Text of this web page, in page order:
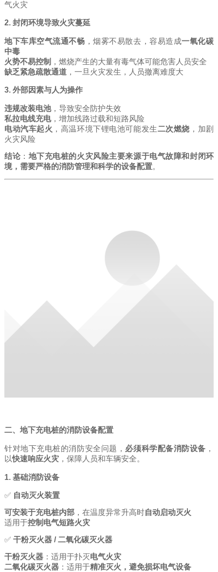
气火灾
2. 封闭环境导致火灾蔓延
地下车库空气流通不畅 ，烟雾不易散去，容易造成一氧化碳
中毒
火势不易控制 ，燃烧产生的大量有毒气体可能危害人员安全
缺乏紧急疏散通道，一旦火灾发生，人员撤离难度大
3. 外部因素与人为操作
违规改装电池，导致安全防护失效
私拉电线充电，增加线路过载和短路风险
电动汽车起火 ，高温环境下锂电池可能发生二次燃烧 ，加剧
火灾风险
结论： 地下充电桩的火灾风险主要来源于电气故障和封闭环
境，需要严格的消防管理和科学的设备配置。
二、地下充电桩的消防设备配置
针对地下充电桩的消防安全问题， 必须科学配备消防设备 ，
以快速响应火灾，保障人员和车辆安全。
1. 基础消防设备
✅ 自动灭火装置
可安装于充电桩内部，在温度异常升高时自动启动灭火
适用于控制电气短路火灾
✅ 干粉灭火器 / 二氧化碳灭火器
干粉灭火器：适用于扑灭电气火灾
二氧化碳灭火器：适用于精准灭火，避免损坏电气设备